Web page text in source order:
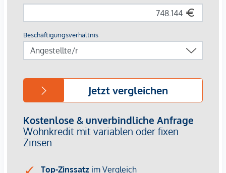
HWB ab 23,77 kWh/m²a; Klasse B
Bereits Fertiggestellt!
3% Kundenprovision
Nähere Informationen finden Sie auch auf unserer
Homepageunterwww.ehl.at/apostelhofsowie auf der
Projekthomepageunterwww.apostelhof.at
Wir weisen darauf hin, dass zwischen dem Vermittler und